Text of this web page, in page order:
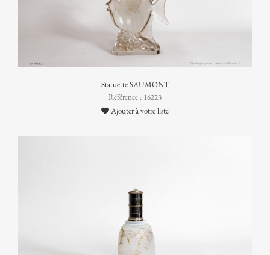
Statuette SAUMONT
Référence : 16223
Ajouter à votre liste